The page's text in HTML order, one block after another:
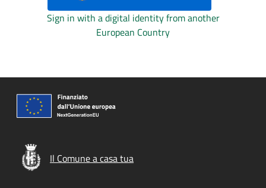
Sign in with a digital identity from another
European Country
Il Comune a casa tua